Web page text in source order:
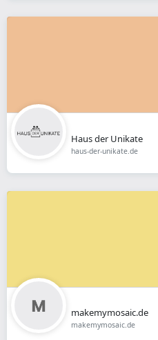
Haus der Unikate
haus-der-unikate.de
makemymosaic.de
makemymosaic.de